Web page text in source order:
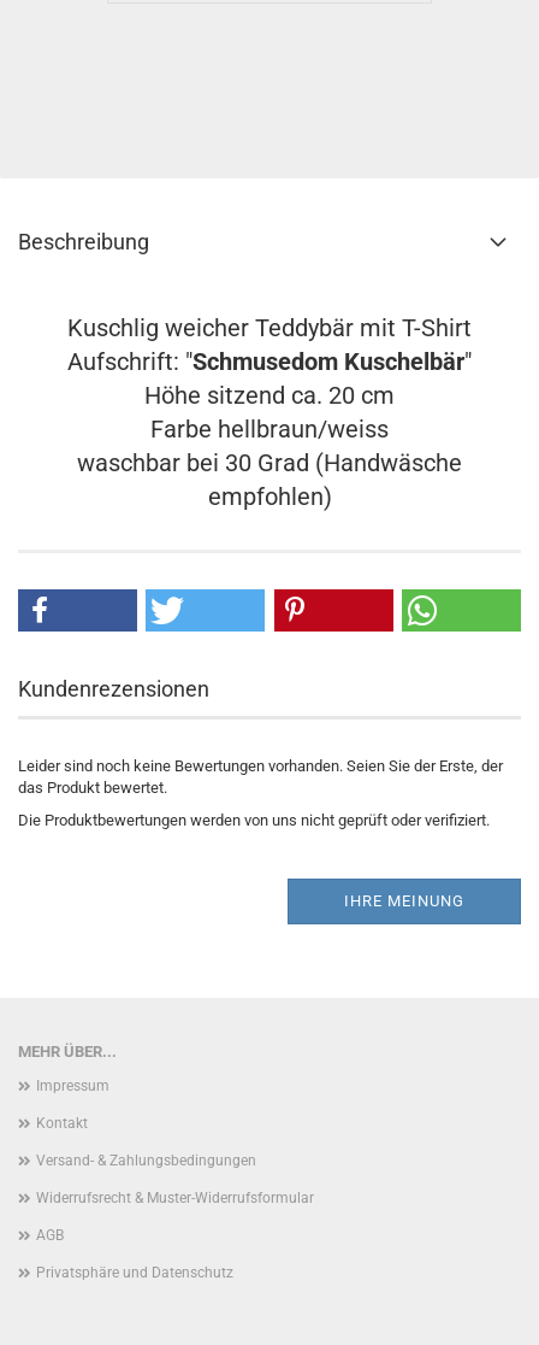
Beschreibung
Kuschlig weicher Teddybär mit T-Shirt
Aufschrift: "Schmusedom Kuschelbär"
Höhe sitzend ca. 20 cm
Farbe hellbraun/weiss
waschbar bei 30 Grad (Handwäsche
empfohlen)
Kundenrezensionen
Leider sind noch keine Bewertungen vorhanden. Seien Sie der Erste, der
das Produkt bewertet.
Die Produktbewertungen werden von uns nicht geprüft oder verifiziert.
IHRE MEINUNG
MEHR ÜBER...
Impressum
Kontakt
Versand- & Zahlungsbedingungen
Widerrufsrecht & Muster-Widerrufsformular
AGB
Privatsphäre und Datenschutz